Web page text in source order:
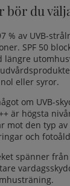
bör du
% av UVB-
SPF 50
längre
eller syror.
om UVB-
är högsta
mot den typ
och
spänner från